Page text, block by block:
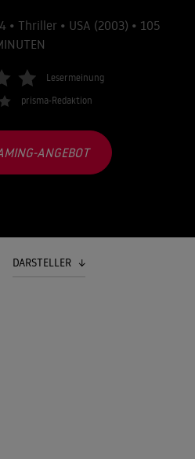
• Thriller • USA (2003) • 105
Lesermeinung
prisma-Redaktion
ANGEBOT
DARSTELLER